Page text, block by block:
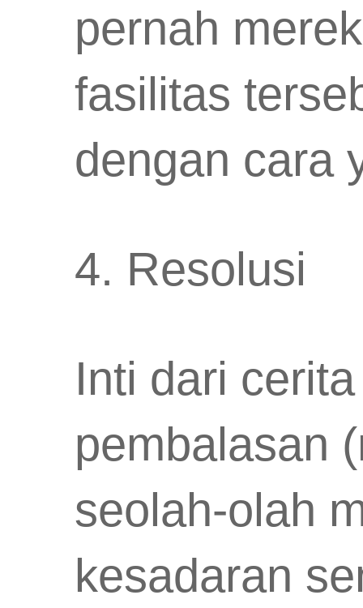
pernah
fasilitas
dengan cara
4. Resolusi
Inti dari
pembalasan
seolah-olah
kesadaran